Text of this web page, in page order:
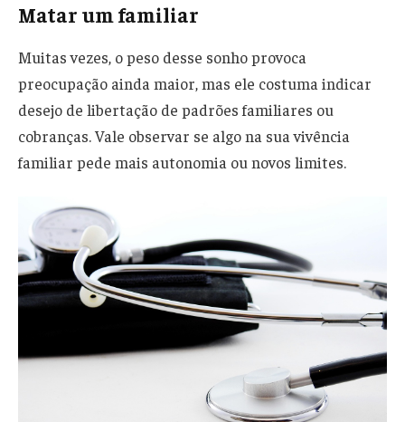
Matar um familiar
Muitas vezes, o peso desse sonho provoca
preocupação ainda maior, mas ele costuma indicar
desejo de libertação de padrões familiares ou
cobranças. Vale observar se algo na sua vivência
familiar pede mais autonomia ou novos limites.